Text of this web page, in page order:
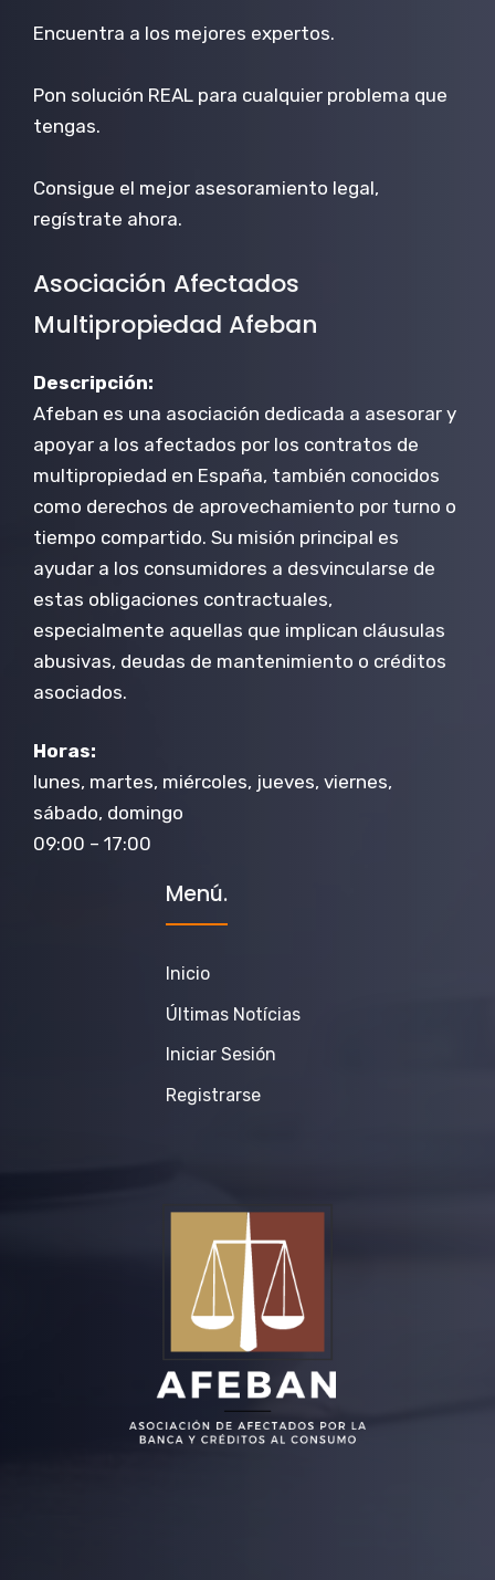
Encuentra a los mejores expertos.
Pon solución REAL para cualquier problema que
tengas.
Consigue el mejor asesoramiento legal,
regístrate ahora.
Asociación Afectados
Multipropiedad Afeban
Descripción:
Afeban es una asociación dedicada a asesorar y
apoyar a los afectados por los contratos de
multipropiedad en España, también conocidos
como derechos de aprovechamiento por turno o
tiempo compartido. Su misión principal es
ayudar a los consumidores a desvincularse de
estas obligaciones contractuales,
especialmente aquellas que implican cláusulas
abusivas, deudas de mantenimiento o créditos
asociados.
Horas:
lunes, martes, miércoles, jueves, viernes,
sábado, domingo
09:00 – 17:00
Menú.
Inicio
Últimas Notícias
Iniciar Sesión
Registrarse